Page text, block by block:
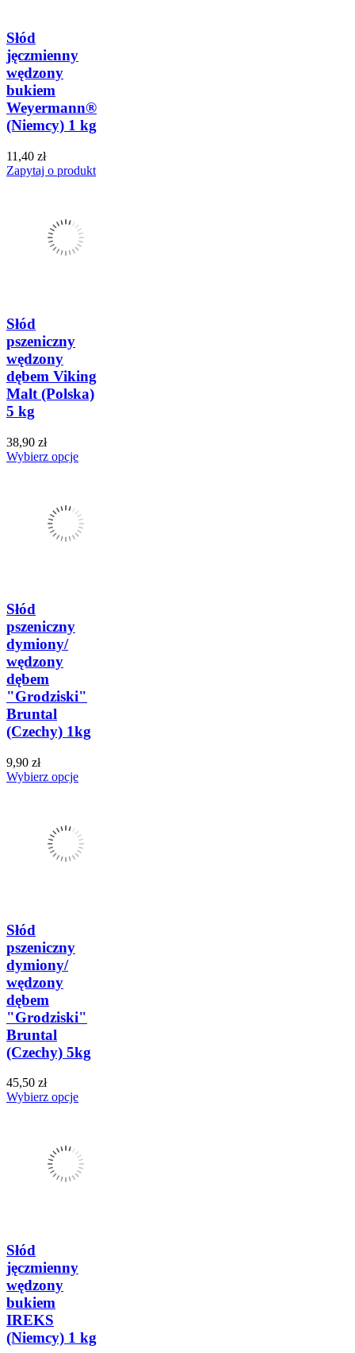
Słód
jęczmienny
wędzony
bukiem
Weyermann®
(Niemcy) 1 kg
11,40 zł
Zapytaj o produkt
Słód
pszeniczny
wędzony
dębem Viking
Malt (Polska)
5 kg
38,90 zł
Wybierz opcje
Słód
pszeniczny
dymiony/
wędzony
dębem
"Grodziski"
Bruntal
(Czechy) 1kg
9,90 zł
Wybierz opcje
Słód
pszeniczny
dymiony/
wędzony
dębem
"Grodziski"
Bruntal
(Czechy) 5kg
45,50 zł
Wybierz opcje
Słód
jęczmienny
wędzony
bukiem
IREKS
(Niemcy) 1 kg